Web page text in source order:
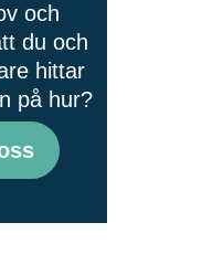
och
du och
hittar
på hur?